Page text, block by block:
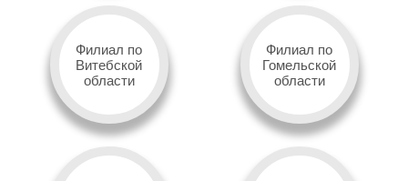
Филиал по
Витебской
области
Филиал по
Гомельской
области